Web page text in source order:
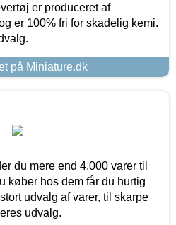
er produceret af
er 100% fri for skadelig kemi.
på Miniature.dk
du mere end 4.000 varer til
køber hos dem får du hurtig
udvalg af varer, til skarpe
udvalg.